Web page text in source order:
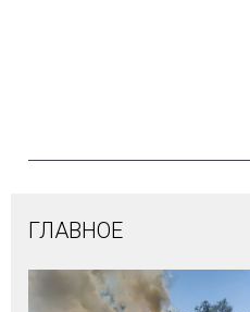
ГЛАВНОЕ